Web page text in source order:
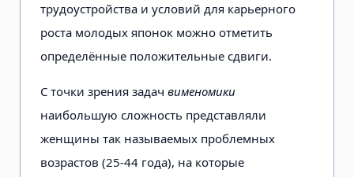
трудоустройства и условий для карьерного
роста молодых японок можно отметить
определённые положительные сдвиги.
С точки зрения задач вименомики
наибольшую сложность представляли
женщины так называемых проблемных
возрастов (25-44 года), на которые